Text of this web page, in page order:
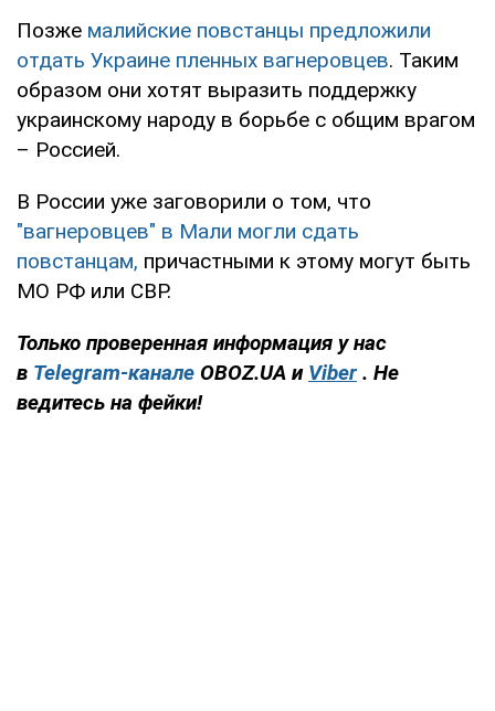
Позже малийские повстанцы предложили
отдать Украине пленных вагнеровцев. Таким
образом они хотят выразить поддержку
украинскому народу в борьбе с общим врагом
– Россией.
В России уже заговорили о том, что
"вагнеровцев" в Мали могли сдать
повстанцам, причастными к этому могут быть
МО РФ или СВР.
Только проверенная информация у нас
в Telegram-канале OBOZ.UA и Viber . Не
ведитесь на фейки!